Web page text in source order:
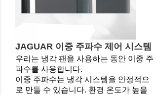
JAGUAR 이중 주파수 제어 시스템
우리는 냉각 팬을 사용하는 동안 이중 주
파수를 사용합니다.
이중 주파수는 냉각 시스템을 안정적으
로 만들 수 있습니다. 환경 온도가 높을